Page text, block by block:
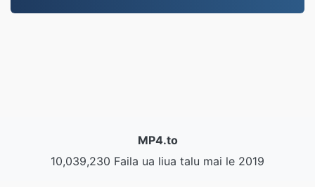
MP4.to
10,039,230 Faila ua liua talu mai le 2019